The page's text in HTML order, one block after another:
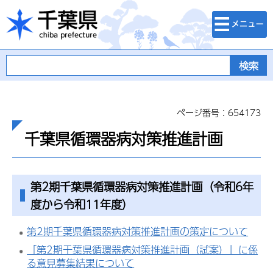
千葉県
検索・メニュ
ー
ページ番号：654173
千葉県循環器病対策推進計画
第2期千葉県循環器病対策推進計画（令和6年
度から令和11年度）
第2期千葉県循環器病対策推進計画の策定について
「第2期千葉県循環器病対策推進計画（試案）」に係
る意見募集結果について